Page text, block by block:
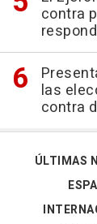
contra
las
contra
ÚLTIMAS